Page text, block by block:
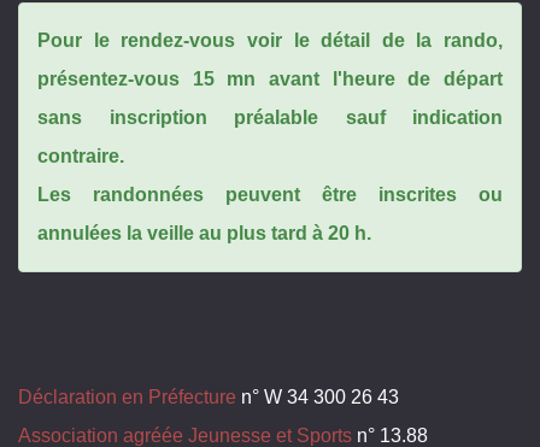
Pour le rendez-vous voir le détail de la rando,
présentez-vous 15 mn avant l'heure de départ
sans inscription préalable sauf indication
contraire.
Les randonnées peuvent être inscrites ou
annulées la veille au plus tard à 20 h.
Déclaration en Préfecture n° W 34 300 26 43
Association agréée Jeunesse et Sports n° 13.88